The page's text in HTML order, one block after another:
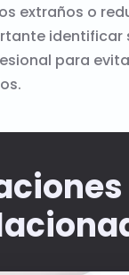
extraños o
identificar
para